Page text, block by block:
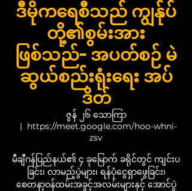
ဒီမိုကရေစီသည် ကျွန်ုပ်
တို့၏စွမ်းအား
ဖြစ်သည်- အပတ်စဉ် မဲ
ဆွယ်စည်းရုံးရေး အပ်
ဒိတ်
ဇွန် ၂၆ သောကြာ
  |
https://meet.google.com/hoo-whni-
zsv
မီချီဂန်ပြည်နယ်၏ ၄ ခုမြောက် ခရိုင်တွင် ကျင်းပ
ခြင်း၊ လာမည့်ပွဲများ၊ ရန်ပုံငွေရှာဖွေခြင်း၊
စေတနာ့ဝန်ထမ်းအခွင့်အလမ်းများနှင့် အောင်ပွဲ